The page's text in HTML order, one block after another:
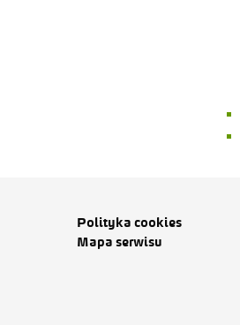
Polityka cookies
Mapa serwisu